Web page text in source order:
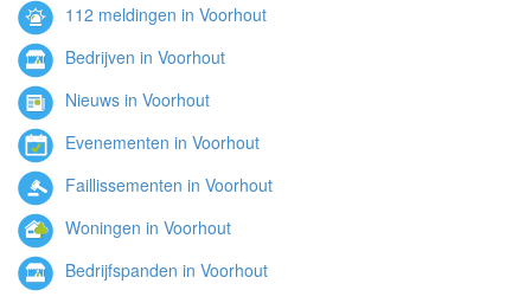
112 meldingen in Voorhout
Bedrijven in Voorhout
Nieuws in Voorhout
Evenementen in Voorhout
Faillissementen in Voorhout
Woningen in Voorhout
Bedrijfspanden in Voorhout